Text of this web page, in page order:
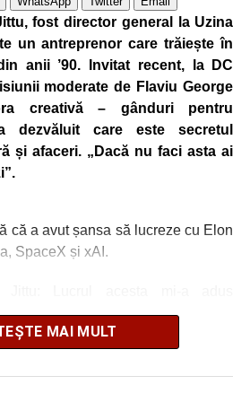
fost director general la Uzina
un antreprenor care trăiește în
anii ’90. Invitat recent, la DC
moderate de Flaviu George
creativă – gânduri pentru
dezvăluit care este secretul
și afaceri. „Dacă nu faci asta ai
că a avut șansa să lucreze cu Elon
SpaceX și xAI.
pentru guverne. În România am
Cugir care era întreprindere de
MAI MULT